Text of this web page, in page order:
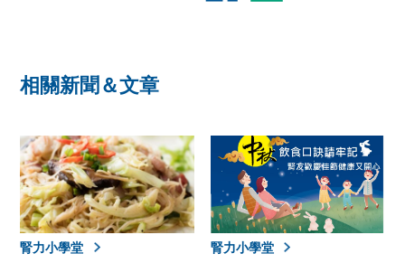
相關新聞＆文章
腎力小學堂 腎力小學堂